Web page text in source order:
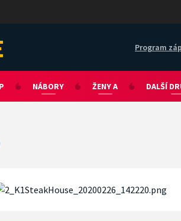
Program
NÁBORY ŽENY A DALŠÍ